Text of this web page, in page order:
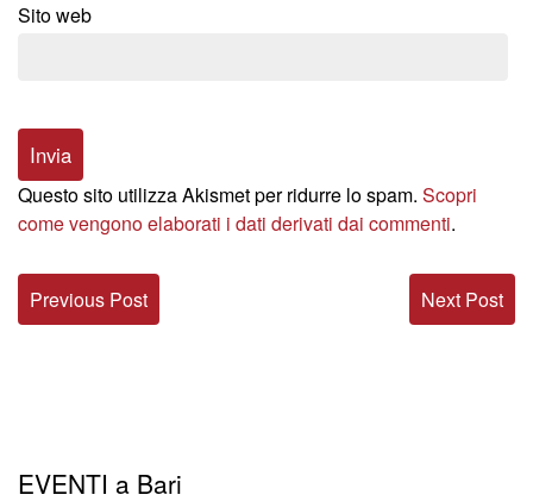
Sito web
Questo sito utilizza Akismet per ridurre lo spam. Scopri
come vengono elaborati i dati derivati dai commenti.
Next Post
Previous Post
EVENTI a Bari